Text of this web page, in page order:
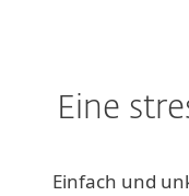
Eine
Einfach und